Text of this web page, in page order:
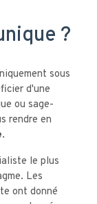
?
sous
d'une
ou sage-
rendre en
.
le plus
Les
ont donné